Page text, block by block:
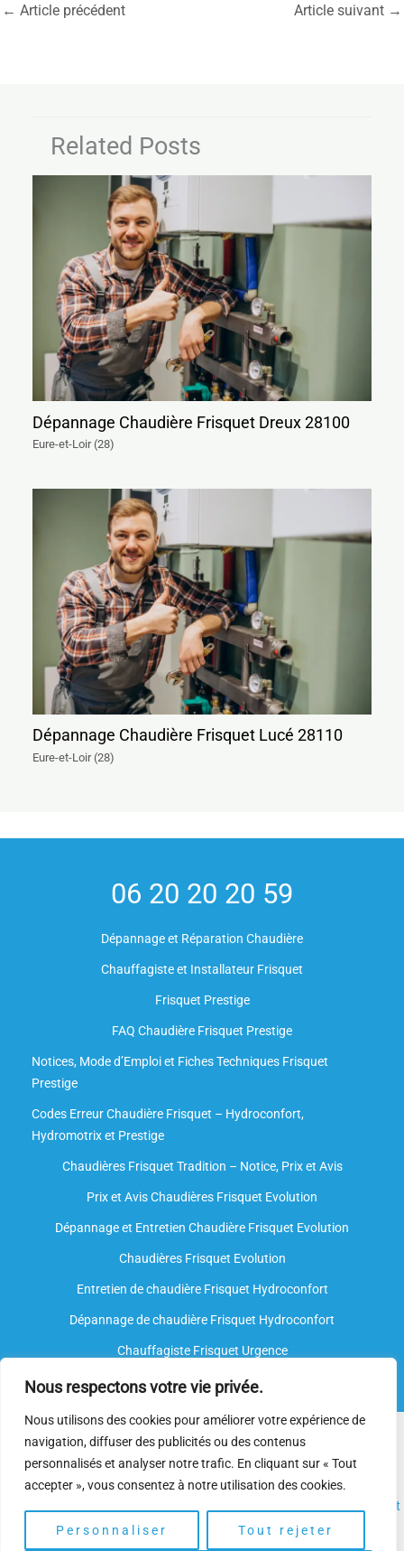
Nous respectons votre vie privée.
Nous utilisons des cookies pour améliorer votre expérience de
navigation, diffuser des publicités ou des contenus
personnalisés et analyser notre trafic. En cliquant sur « Tout
accepter », vous consentez à notre utilisation des cookies.
Personnaliser Tout rejeter
← Article précédent Article suivant →
Related Posts
Dépannage Chaudière Frisquet Dreux 28100
Eure-et-Loir (28)
Dépannage Chaudière Frisquet Lucé 28110
Eure-et-Loir (28)
06 20 20 20 59
Dépannage et Réparation Chaudière
Chauffagiste et Installateur Frisquet
Frisquet Prestige
FAQ Chaudière Frisquet Prestige
Notices, Mode d’Emploi et Fiches Techniques Frisquet
Prestige
Codes Erreur Chaudière Frisquet – Hydroconfort,
Hydromotrix et Prestige
Chaudières Frisquet Tradition – Notice, Prix et Avis
Prix et Avis Chaudières Frisquet Evolution
Dépannage et Entretien Chaudière Frisquet Evolution​
Chaudières Frisquet Evolution
Entretien de chaudière Frisquet Hydroconfort
Dépannage de chaudière Frisquet Hydroconfort
Chauffagiste Frisquet Urgence
Nous intervenons sur toutes les marques de chauffe-eau, mais
nous ne sommespas agréés par le fabricant. Nosplombiers
spécialisésdisposent néanmoins de l’expertise et des
et
le
dépannage.